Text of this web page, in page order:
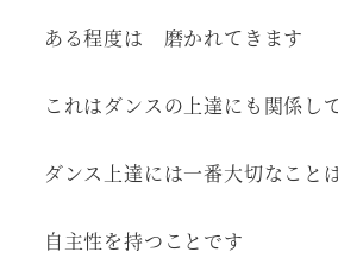
ある程度は 磨かれてきます
これはダンスの上達にも関係し
ダンス上達には一番大切なこと
自主性を持つことです